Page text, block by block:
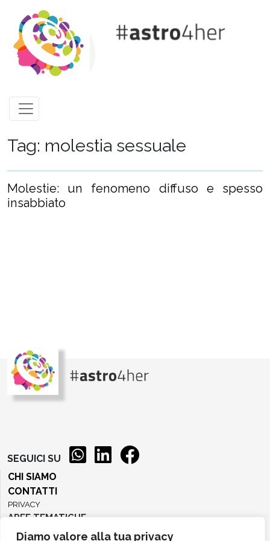
Diamo valore alla tua privacy
Tag: molestia sessuale
Molestie: un fenomeno diffuso e spesso
insabbiato
SEGUICI SU
CHI SIAMO
CONTATTI
PRIVACY
AREE TEMATICHE